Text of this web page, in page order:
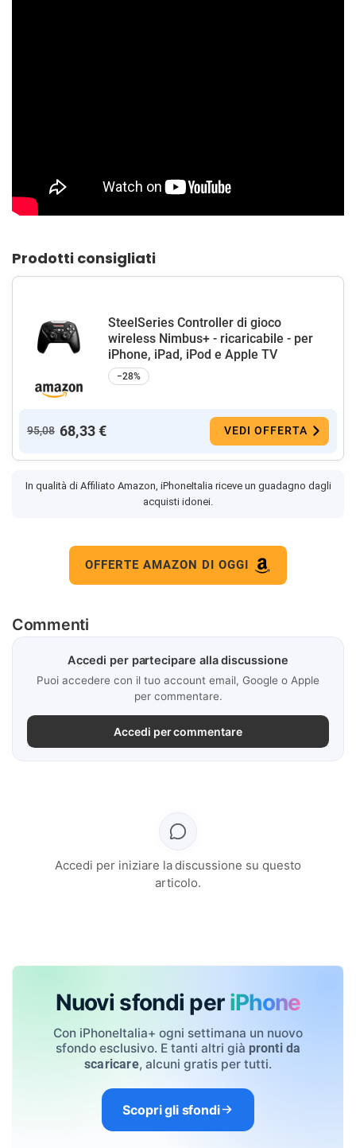
Prodotti consigliati
SteelSeries Controller di gioco
wireless Nimbus+ - ricaricabile - per
iPhone, iPad, iPod e Apple TV
−28%
95,08 68,33 € VEDI OFFERTA
In qualità di Affiliato Amazon, iPhoneItalia riceve un guadagno dagli
acquisti idonei.
OFFERTE AMAZON DI OGGI
Commenti
Accedi per partecipare alla discussione
Puoi accedere con il tuo account email, Google o Apple
per commentare.
Accedi per commentare
Accedi per iniziare la discussione su questo
articolo.
Nuovi sfondi per iPhone
Con iPhoneItalia+ ogni settimana un nuovo
sfondo esclusivo. E tanti altri già pronti da
scaricare, alcuni gratis per tutti.
Scopri gli sfondi